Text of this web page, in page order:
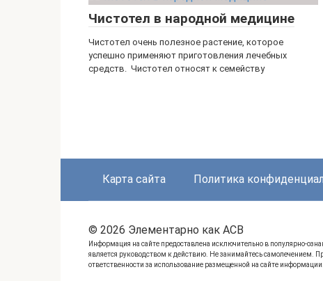
Чистотел в народной медицине
Чистотел очень полезное растение, которое
успешно применяют приготовления лечебных
средств. Чистотел относят к семейству
Карта сайта Политика
© 2026 Элементарно как ACB
Информация на сайте предоставлена исключительно в популярно-
является руководством к действию. Не занимайтесь самолечением.
ответственности за использование размещенной на сайте информации.